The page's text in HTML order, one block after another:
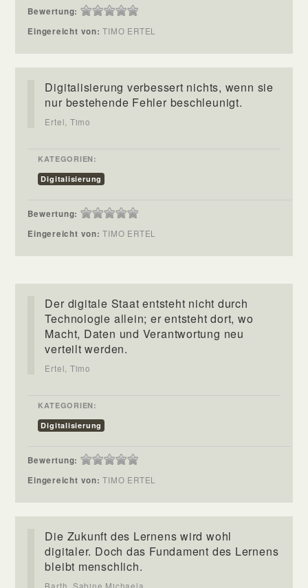
Bewertung:
Eingereicht von:TIMO ERTEL
Digitalisierung verbessert nichts, wenn sie
nur bestehende Fehler beschleunigt.
Ertel, Timo
KATEGORIEN:
Digitalisierung
Bewertung:
Eingereicht von:TIMO ERTEL
Der digitale Staat entsteht nicht durch
Technologie allein; er entsteht dort, wo
Macht, Daten und Verantwortung neu
verteilt werden.
Ertel, Timo
KATEGORIEN:
Digitalisierung
Bewertung:
Eingereicht von:TIMO ERTEL
Die Zukunft des Lernens wird wohl
digitaler. Doch das Fundament des Lernens
bleibt menschlich.
Barth, Sabine Michaela